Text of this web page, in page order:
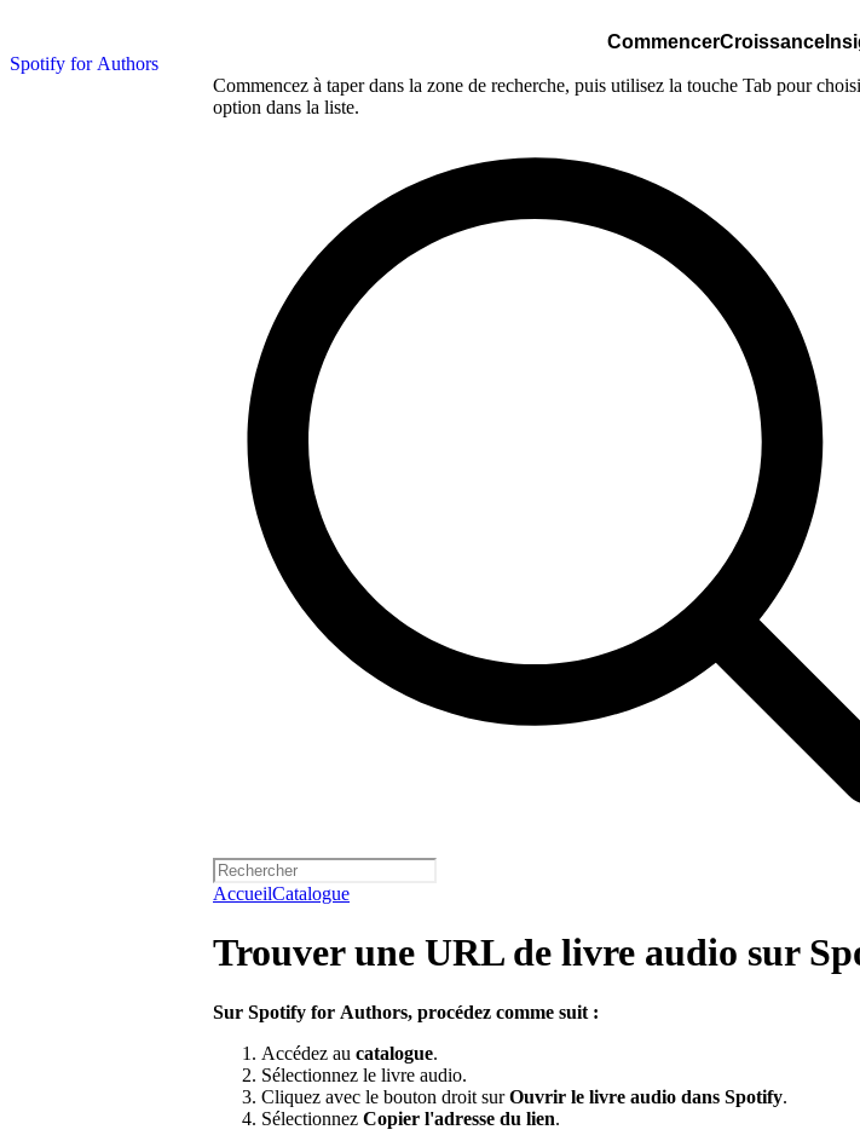
Spotify for Authors
CommencerCroissance
Commencez à taper dans la zone de recherche, puis utilisez la touche Tab pour
option dans la liste.
AccueilCatalogue
Trouver une URL de livre audio sur
Sur Spotify for Authors, procédez comme suit :
Accédez au catalogue.
Sélectionnez le livre audio.
Cliquez avec le bouton droit surOuvrir le livre audio dans Spotify.
Sélectionnez Copier l'adresse du lien.